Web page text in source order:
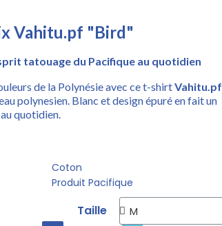
Vahitu.pf "Bird"
tatouage du Pacifique au quotidien
de la Polynésie avec ce t-shirtVahitu.pf
polynesien. Blanc et design épuré en fait un
quotidien.
Coton
Produit Pacifique
Taille